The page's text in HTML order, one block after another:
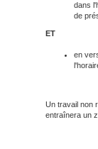
dans
de
ET
en
Un travail non
entraînera un